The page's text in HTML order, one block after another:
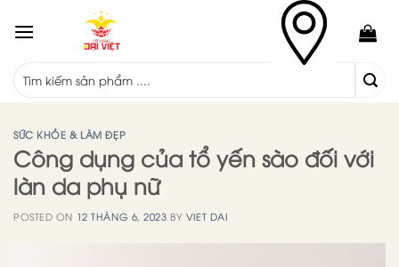
SỨC KHỎE & LÀM ĐẸP
Công dụng của tổ yến sào đối với
làn da phụ nữ
POSTED ON 12 THÁNG 6, 2023 BY VIET DAI